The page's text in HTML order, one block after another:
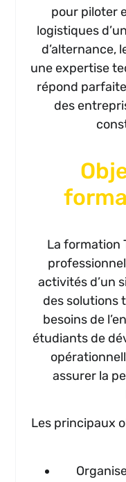
pour piloter
logistiques
d’alternance,
une expertise
répond
des
La formation
activités d’un
des solutions
besoins de
étudiants de
assurer la
Les principaux